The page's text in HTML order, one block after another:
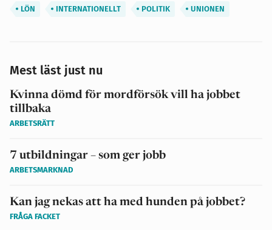
LÖN INTERNATIONELLT POLITIK UNIONEN
Mest läst just nu
Kvinna dömd för mordförsök vill ha jobbet
tillbaka
ARBETSRÄTT
7 utbildningar – som ger jobb
ARBETSMARKNAD
Kan jag nekas att ha med hunden på jobbet?
FRÅGA FACKET